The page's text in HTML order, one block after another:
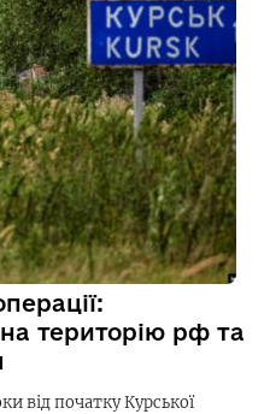
територію рф та
від початку Курської